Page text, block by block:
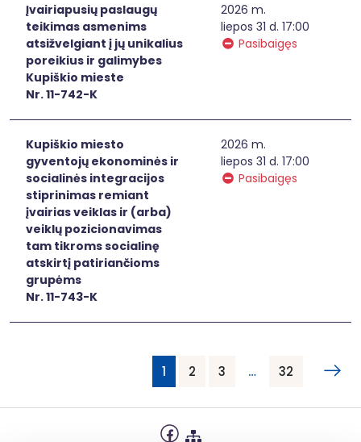
Įvairiapusių paslaugų
teikimas asmenims
atsižvelgiant į jų unikalius
poreikius ir galimybes
Kupiškio mieste
Nr. 11-742-K
2026 m.
liepos 31 d. 17:00
Pasibaigęs
Kupiškio miesto
gyventojų ekonominės ir
socialinės integracijos
stiprinimas remiant
įvairias veiklas ir (arba)
veiklų pozicionavimas
tam tikroms socialinę
atskirtį patiriančioms
grupėms
Nr. 11-743-K
2026 m.
liepos 31 d. 17:00
Pasibaigęs
1 2 3 … 32